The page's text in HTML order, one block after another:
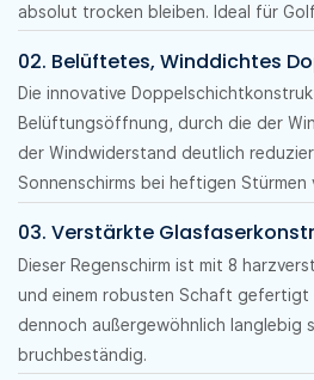
absolut trocken bleiben. Ideal für
02. Belüftetes, Winddichtes
Die innovative
Belüftungsöffnung, durch die der
der Windwiderstand deutlich
Sonnenschirms bei heftigen Stürmen
03. Verstärkte
Dieser Regenschirm ist mit 8
und einem robusten Schaft gefertigt
dennoch außergewöhnlich langlebig
bruchbeständig.